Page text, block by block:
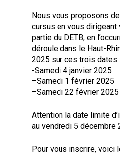
Nous vous proposons
cursus en vous dirigeant
partie du DETB, en
déroule dans le Haut-
2025 sur ces trois dates :
-Samedi 4 janvier 2025
–Samedi 1 février 2025
–Samedi 22 février 2025
Attention la date limite
au vendredi 5 décembre
Pour vous inscrire, voici